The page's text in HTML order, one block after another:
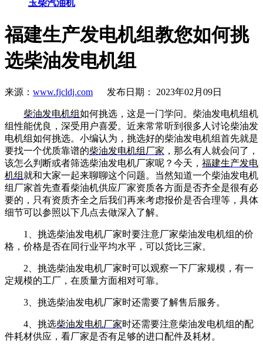
玉柴汽油机
福建生产发电机组教您如何挑
选柴油发电机组
来源： www.fjcldj.com 发布日期： 2023年02月09日
柴油发电机组如何挑选，这是一门学问。柴油发电机组机
组性能优良，深受用户喜爱。近来常常听到很多人讨论柴油发
电机组如何挑选。小编认为，挑选好的柴油发电机组首先就是
要找一个优质靠谱的柴油发电机组厂家 ，那么有人就会问了，
该怎么判断或者筛选柴油发电机厂家呢？今天， 福建生产发电
机组 就和大家一起来聊聊这个问题。当然知道一个柴油发电机
组厂家首先查看柴油机供应厂家资质各方面是否齐全是很有必
要的，只有资质齐全之后我们再来考虑报价是否合理等，具体
细节可以参照以下几点去做深入了解。
1、挑选柴油发电机厂家时要注意厂家柴油发电机组的价
格，价格是否在同行业平均水平，可以货比三家。
2、挑选柴油发电机厂家时可以观察一下厂家规模，有一
定规模的工厂，在质量方面相对可靠。
3、挑选柴油发电机厂家时还需要了解售后服务。
4、挑选柴油发电机厂家时还需要注意柴油发电机组的配
件耗材供应，看厂家是否有足够的进口配件及耗材。